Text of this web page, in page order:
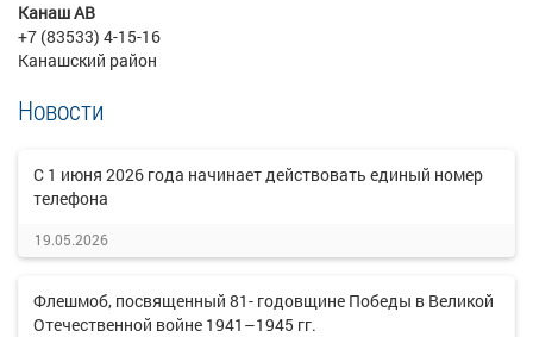
Канаш АВ
+7 (83533) 4-15-16
Канашский район
Новости
C 1 июня 2026 года начинает действовать единый номер
телефона
19.05.2026
Флешмоб, посвященный 81- годовщине Победы в Великой
Отечественной войне 1941–1945 гг.